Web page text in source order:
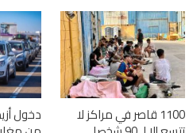
1100 قاصر في مراكز لا